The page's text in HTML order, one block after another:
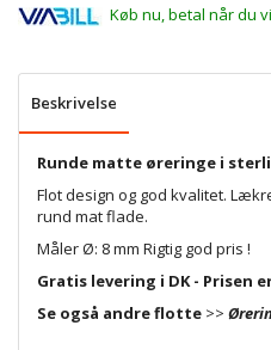
Køb nu, betal når du
Beskrivelse
Runde matte øreringe i
Flot design og god kvalitet.
rund mat flade.
Måler Ø: 8 mm Rigtig god pris !
Gratis levering i DK - Prisen
Se også andre flotte >>